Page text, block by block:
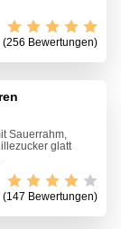
(256 Bewertungen)
Sauerrahm,
glatt
(147 Bewertungen)